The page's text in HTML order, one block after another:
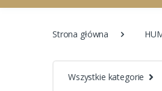
Strona główna
Wszystkie kategorie